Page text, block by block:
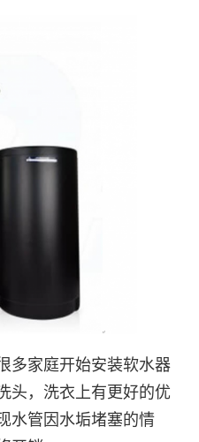
多家庭开始安装软水器
头，洗衣上有更好的优
水管因水垢堵塞的情